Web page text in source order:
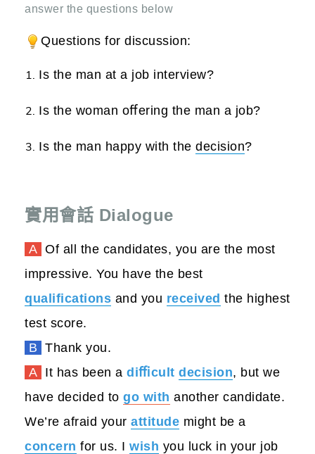
answer the questions below
Questions for discussion:
Is the man at a job interview?
Is the woman oﬀering the man a job?
Is the man happy with the decision?
實用會話 Dialogue
A Of all the candidates, you are the most
impressive. You have the best
qualifications and you received the highest
test score.
B Thank you.
A It has been a diﬃcult decision, but we
have decided to go with another candidate.
We’re afraid your attitude might be a
concern for us. I wish you luck in your job